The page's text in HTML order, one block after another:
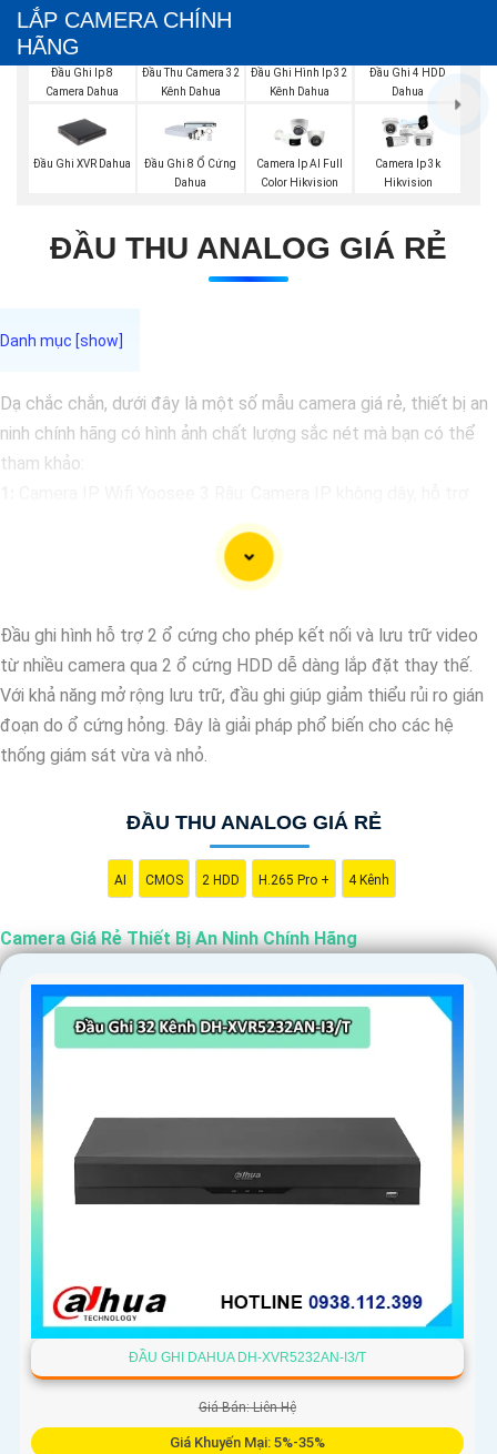
LẮP CAMERA CHÍNH
HÃNG
Đầu Ghi Ip 8
Camera Dahua
Đầu Thu Camera 32
Kênh Dahua
Đầu Ghi Hình Ip 32
Kênh Dahua
Đầu Ghi 4 HDD
Dahua
Đầu Ghi XVR Dahua
Đầu Ghi 8 Ổ Cứng
Dahua
Camera Ip AI Full
Color Hikvision
Camera Ip 3k
Hikvision
ĐẦU THU ANALOG GIÁ RẺ
Dạ chắc chắn, dưới đây là một số mẫu camera giá rẻ, thiết bị an
ninh chính hãng có hình ảnh chất lượng sắc nét mà bạn có thể
tham khảo:
xem qua điện thoại di động, có chất lượng hình ảnh sắc nét, giá
Camera Vantech VP-C2112CP: Camera dạng dome, chất
trong nhà hoặc ngoài trời.
🌈3:Camera Hikvision DS-2CE56C0T-IRP: Camera thân hồng
ngoại, chất lượng 1MP, có khả năng quan sát ban đêm tốt, sắc
nét.
🔖4:Camera Dahua HAC-HDBW1200RP-Z: Camera dome chất
Nhớ kiểm tra kỹ thông số kỹ thuật cũng như nguồn gốc xuất xứ
của sản phẩm trước khi mua nhé đểHoàn toàn tin cậy
Đầu ghi hình hỗ trợ 2 ổ cứng cho phép kết nối và lưu trữ video
từ nhiều camera qua 2 ổ cứng HDD dễ dàng lắp đặt thay thế.
Với khả năng mở rộng lưu trữ, đầu ghi giúp giảm thiểu rủi ro gián
đoạn do ổ cứng hỏng. Đây là giải pháp phổ biến cho các hệ
thống giám sát vừa và nhỏ.
ĐẦU THU ANALOG GIÁ RẺ
AI CMOS 2 HDD H.265 Pro + 4 Kênh
Camera Giá Rẻ Thiết Bị An Ninh Chính Hãng
ĐẦU GHI DAHUA DH-XVR5232AN-I3/T
Giá Bán: Liên Hệ
Giá Khuyến Mại: 5%-35%
️